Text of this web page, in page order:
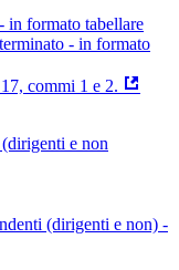
in formato tabellare
- in formato
commi 1 e 2.
e non
(dirigenti e non) -